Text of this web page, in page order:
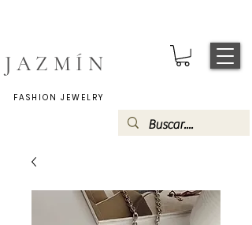
JAZMÍN
FASHION JEWELRY